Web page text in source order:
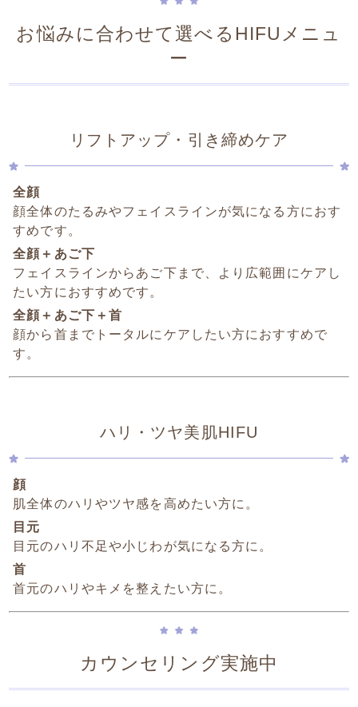
お悩みに合わせて選べるHIFUメニュ
ー
リフトアップ・引き締めケア
全顔
顔全体のたるみやフェイスラインが気になる方におす
すめです。
全顔＋あご下
フェイスラインからあご下まで、より広範囲にケアし
たい方におすすめです。
全顔＋あご下＋首
顔から首までトータルにケアしたい方におすすめで
す。
ハリ・ツヤ美肌HIFU
顔
肌全体のハリやツヤ感を高めたい方に。
目元
目元のハリ不足や小じわが気になる方に。
首
首元のハリやキメを整えたい方に。
カウンセリング実施中